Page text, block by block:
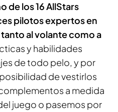
de los 16 AllStars
pilotos expertos en
al volante como a
y habilidades
de todo pelo, y por
de vestirlos
a medida
juego o pasemos por